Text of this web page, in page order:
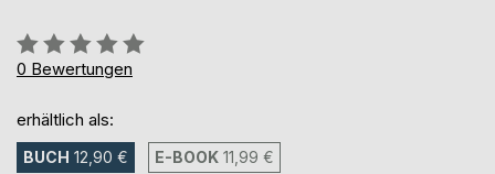
Bewertung::
0%
0 Bewertungen
erhältlich als:
BUCH 12,90 € E-BOOK 11,99 €